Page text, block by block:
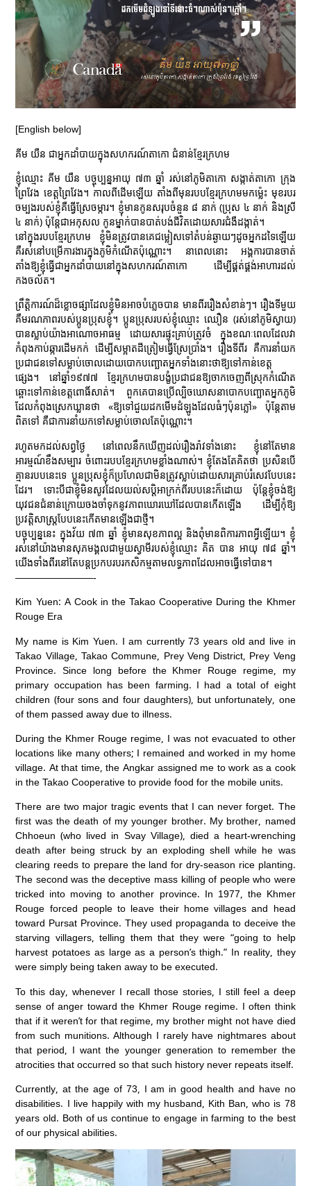
[English below]
គីម យឺន ជាអ្នកដាំបាយក្នុងសហករណ៍តាកោ ជំនាន់ខ្មែរក្រហម
ខ្ញុំឈ្មោះ គីម យឺន បច្ចុប្បន្នអាយុ ៧៣ ឆ្នាំ រស់នៅភូមិតាកោ សង្កាត់តាកោ ក្រុង
ព្រៃវែង ខេត្តព្រៃវែង។ កាលពីដើមឡើយ តាំងពីមុនរបបខ្មែរក្រហមមកម្ល៉េះ មុខរបរ
ចម្បងរបស់ខ្ញុំគឺធ្វើស្រែចម្ការ។ ខ្ញុំមានកូនសរុបចំនួន ៨ នាក់ (ប្រុស ៤ នាក់ និងស្រី
៤ នាក់) ប៉ុន្តែជាអកុសល កូនម្នាក់បានបាត់បង់ជីវិតដោយសារជំងឺដង្កាត់។
នៅក្នុងរបបខ្មែរក្រហម ខ្ញុំមិនត្រូវបានគេជម្លៀសទៅតំបន់ឆ្ងាយៗដូចអ្នកដទៃឡើយ
គឺរស់នៅបម្រើការងារក្នុងភូមិកំណើតប៉ុណ្ណោះ។ នាពេលនោះ អង្គការបានចាត់
តាំងឱ្យខ្ញុំធ្វើជាអ្នកដាំបាយនៅក្នុងសហករណ៍តាកោ ដើម្បីផ្គត់ផ្គង់អាហារដល់
កងចល័ត។
ព្រឹត្តិការណ៍ដ៏ខ្លោចផ្សាដែលខ្ញុំមិនអាចបំភ្លេចបាន មានពីររឿងសំខាន់ៗ។ រឿងទីមួយ
គឺមរណភាពរបស់ប្អូនប្រុសខ្ញុំ។ ប្អូនប្រុសរបស់ខ្ញុំឈ្មោះ ឈឿន (រស់នៅភូមិស្វាយ)
បានស្លាប់យ៉ាងអាណោចអាធម្ម ដោយសារផ្ទុះគ្រាប់ត្រូវចំ ក្នុងខណៈពេលដែលវា
កំពុងកាប់ឆ្ការដើមកក់ ដើម្បីសម្អាតដីត្រៀមធ្វើស្រែប្រាំង។ រឿងទីពីរ គឺការនាំយក
ប្រជាជនទៅសម្លាប់ចោលដោយបោកបញ្ឆោតអ្នកទាំងនោះថាឱ្យទៅកាន់ខេត្ត
ផ្សេង។ នៅឆ្នាំ១៩៧៧ ខ្មែរក្រហមបានបង្ខំប្រជាជនឱ្យចាកចេញពីស្រុកកំណើត
ឆ្ពោះទៅកាន់ខេត្តពោធិ៍សាត់។ ពួកគេបានប្រើល្បិចឃោសនាបោកបញ្ឆោតអ្នកភូមិ
ដែលកំពុងស្រេកឃ្លានថា «ឱ្យទៅជួយដកមើមដំឡូងដែលធំៗប៉ុនភ្លៅ» ប៉ុន្តែតាម
ពិតទៅ គឺជាការនាំយកទៅសម្លាប់ចោលតែប៉ុណ្ណោះ។
រហូតមកដល់សព្វថ្ងៃ នៅពេលនឹកឃើញដល់រឿងរ៉ាវទាំងនោះ ខ្ញុំនៅតែមាន
អារម្មណ៍ខឹងសម្បារ ចំពោះរបបខ្មែរក្រហមខ្លាំងណាស់។ ខ្ញុំតែងតែគិតថា ប្រសិនបើ
គ្មានរបបនេះទេ ប្អូនប្រុសខ្ញុំក៏ប្រហែលជាមិនត្រូវស្លាប់ដោយសារគ្រាប់រំសេវបែបនេះ
ដែរ។ ទោះបីជាខ្ញុំមិនសូវដែលយល់សប្តិអាក្រក់ពីរបបនេះក៏ដោយ ប៉ុន្តែខ្ញុំចង់ឱ្យ
យុវជនជំនាន់ក្រោយចងចាំទុកនូវភាពឃោរឃៅដែលបានកើតឡើង ដើម្បីកុំឱ្យ
ប្រវត្តិសាស្ត្របែបនេះកើតមានឡើងជាថ្មី។
បច្ចុប្បន្ននេះ ក្នុងវ័យ ៧៣ ឆ្នាំ ខ្ញុំមានសុខភាពល្អ និងពុំមានពិការភាពអ្វីឡើយ។ ខ្ញុំ
រស់នៅយ៉ាងមានសុភមង្គលជាមួយស្វាមីរបស់ខ្ញុំឈ្មោះ គិត បាន អាយុ ៧៨ ឆ្នាំ។
យើងទាំងពីរនៅតែបន្តប្រកបរបរកសិកម្មតាមលទ្ធភាពដែលអាចធ្វើទៅបាន។
————————-
Kim Yuen: A Cook in the Takao Cooperative During the Khmer
Rouge Era
My name is Kim Yuen. I am currently 73 years old and live in
Takao Village, Takao Commune, Prey Veng District, Prey Veng
Province. Since long before the Khmer Rouge regime, my
primary occupation has been farming. I had a total of eight
children (four sons and four daughters), but unfortunately, one
of them passed away due to illness.
During the Khmer Rouge regime, I was not evacuated to other
locations like many others; I remained and worked in my home
village. At that time, the Angkar assigned me to work as a cook
in the Takao Cooperative to provide food for the mobile units.
There are two major tragic events that I can never forget. The
first was the death of my younger brother. My brother, named
Chhoeun (who lived in Svay Village), died a heart-wrenching
death after being struck by an exploding shell while he was
clearing reeds to prepare the land for dry-season rice planting.
The second was the deceptive mass killing of people who were
tricked into moving to another province. In 1977, the Khmer
Rouge forced people to leave their home villages and head
toward Pursat Province. They used propaganda to deceive the
starving villagers, telling them that they were “going to help
harvest potatoes as large as a person’s thigh.” In reality, they
were simply being taken away to be executed.
To this day, whenever I recall those stories, I still feel a deep
sense of anger toward the Khmer Rouge regime. I often think
that if it weren’t for that regime, my brother might not have died
from such munitions. Although I rarely have nightmares about
that period, I want the younger generation to remember the
atrocities that occurred so that such history never repeats itself.
Currently, at the age of 73, I am in good health and have no
disabilities. I live happily with my husband, Kith Ban, who is 78
years old. Both of us continue to engage in farming to the best
of our physical abilities.